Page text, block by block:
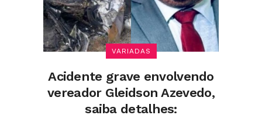
VARIADAS
Acidente grave envolvendo
vereador Gleidson Azevedo,
saiba detalhes: